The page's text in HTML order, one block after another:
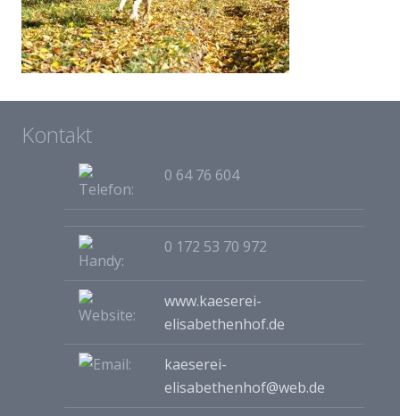
Kontakt
0 64 76 604
0 172 53 70 972
www.kaeserei-
elisabethenhof.de
kaeserei-
elisabethenhof@web.de